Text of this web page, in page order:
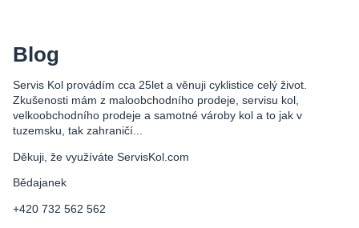
Blog
Servis Kol provádím cca 25let a věnuji cyklistice celý život.
Zkušenosti mám z maloobchodního prodeje, servisu kol,
velkoobchodního prodeje a samotné vároby kol a to jak v
tuzemsku, tak zahraničí...
Děkuji, že využíváte ServisKol.com
Bědajanek
+420 732 562 562